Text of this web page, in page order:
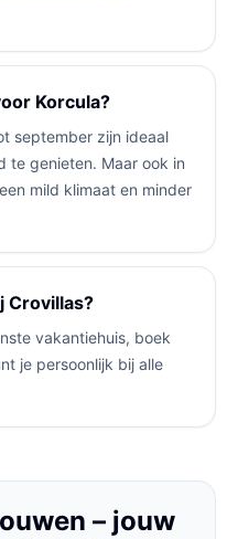
Korcula?
september zijn ideaal
te genieten. Maar ook in
mild klimaat en minder
Crovillas?
vakantiehuis, boek
je persoonlijk bij alle
– jouw